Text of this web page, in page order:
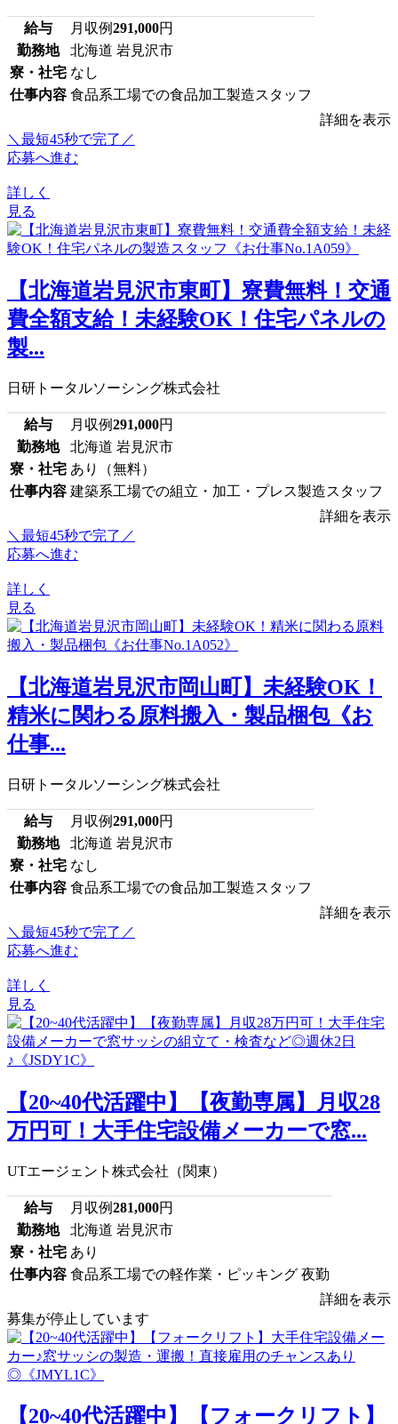
給与 月収例291,000円
勤務地
北海道 岩見沢市
寮・社宅 なし
仕事内容 食品系工場での食品加工製造スタッフ
詳細を表示
＼最短45秒で完了／
応募へ進む
詳しく
見る
【北海道岩見沢市東町】寮費無料！交通
費全額支給！未経験OK！住宅パネルの
製...
日研トータルソーシング株式会社
給与 月収例291,000円
勤務地
北海道 岩見沢市
寮・社宅 あり（無料）
仕事内容 建築系工場での組立・加工・プレス製造スタッフ
詳細を表示
＼最短45秒で完了／
応募へ進む
詳しく
見る
【北海道岩見沢市岡山町】未経験OK！
精米に関わる原料搬入・製品梱包《お
仕事...
日研トータルソーシング株式会社
給与 月収例291,000円
勤務地
北海道 岩見沢市
寮・社宅 なし
仕事内容 食品系工場での食品加工製造スタッフ
詳細を表示
＼最短45秒で完了／
応募へ進む
詳しく
見る
【20~40代活躍中】【夜勤専属】月収28
万円可！大手住宅設備メーカーで窓...
UTエージェント株式会社（関東）
給与 月収例281,000円
勤務地
北海道 岩見沢市
寮・社宅 あり
仕事内容 食品系工場での軽作業・ピッキング 夜勤
詳細を表示
募集が停止しています
【20~40代活躍中】【フォークリフト】